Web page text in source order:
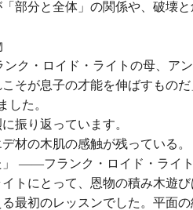
部分と全体」の関係や、破壊
ク・ロイド・ライトの母、ア
そが息子の才能を伸ばすもの
した。
振り返っています。
材の木肌の感触が残っている
」 ――フランク・ロイド・ライト
トにとって、恩物の積み木遊
最初のレッスンでした。平面